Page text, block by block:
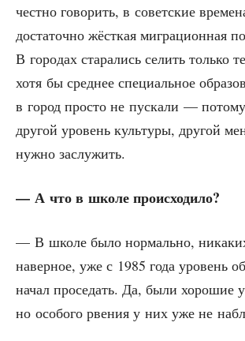
чест­но гово­рить, в совет­ские
доста­точ­но жёст­кая мигра­ци­он­ная
В горо­дах ста­ра­лись селить толь­ко
хотя бы сред­нее спе­ци­аль­ное
в город про­сто не пус­ка­ли —
дру­гой уро­вень куль­ту­ры, дру­гой
нуж­но заслужить.
— А что в шко­ле происходило?
— В шко­ле было нор­маль­но,
навер­ное, уже с 1985 года уро­вень
начал про­се­дать. Да, были хоро­шие
но осо­бо­го рве­ния у них уже не